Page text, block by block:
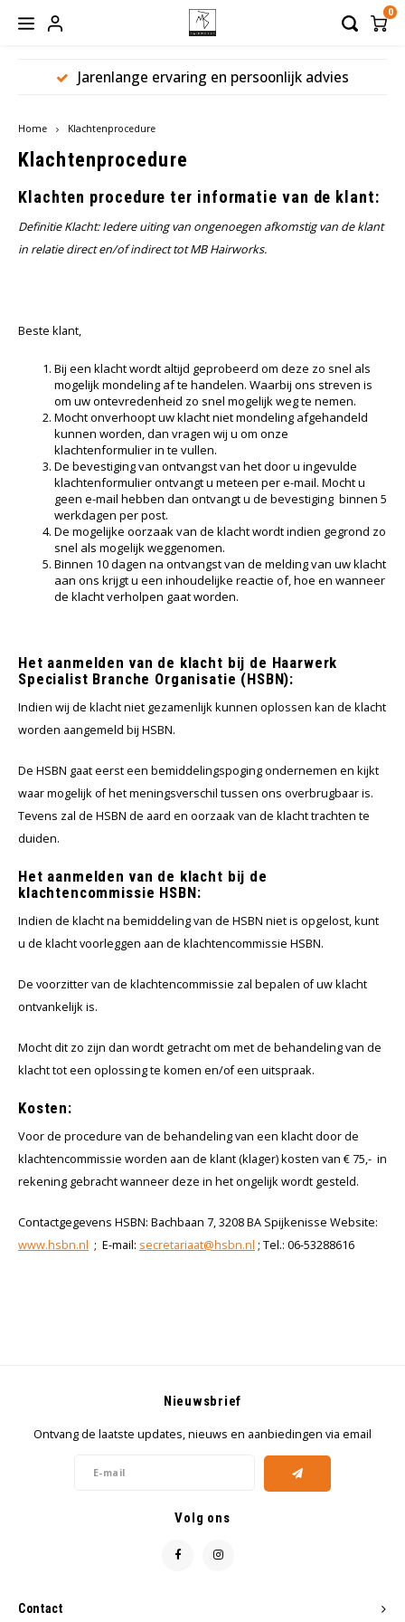
Hoofdmenu / haarwerken
Dames
Heren
Hoofdmenu / haaraanvullingen
Haarstukken
Haarmatten
Hoofdmenu / hoofdbedekkingen
Hoofddoeken
Mutsen
Caps
Bandana
Wig caps
Hoofdmenu / verzorging
Shampoo
Conditioner
Styling
Verzorgingssets
Hoofdmenu / werkmateriaal
Borstels
Pruikenhouders
Tape
Beauty Pillow
0
Jarenlange ervaring en persoonlijk advies
Home Klachtenprocedure
Klachtenprocedure
Klachten procedure ter informatie van de klant:
Definitie Klacht: Iedere uiting van ongenoegen afkomstig van de klant
in relatie direct en/of indirect tot MB Hairworks.
Beste klant,
Bij een klacht wordt altijd geprobeerd om deze zo snel als
mogelijk mondeling af te handelen. Waarbij ons streven is
om uw ontevredenheid zo snel mogelijk weg te nemen.
Mocht onverhoopt uw klacht niet mondeling afgehandeld
kunnen worden, dan vragen wij u om onze
klachtenformulier in te vullen.
De bevestiging van ontvangst van het door u ingevulde
klachtenformulier ontvangt u meteen per e-mail. Mocht u
geen e-mail hebben dan ontvangt u de bevestiging binnen 5
werkdagen per post.
De mogelijke oorzaak van de klacht wordt indien gegrond zo
snel als mogelijk weggenomen.
Binnen 10 dagen na ontvangst van de melding van uw klacht
aan ons krijgt u een inhoudelijke reactie of, hoe en wanneer
de klacht verholpen gaat worden.
Het aanmelden van de klacht bij de Haarwerk
Specialist Branche Organisatie (HSBN):
Indien wij de klacht niet gezamenlijk kunnen oplossen kan de klacht
worden aangemeld bij HSBN.
De HSBN gaat eerst een bemiddelingspoging ondernemen en kijkt
waar mogelijk of het meningsverschil tussen ons overbrugbaar is.
Tevens zal de HSBN de aard en oorzaak van de klacht trachten te
duiden.
Het aanmelden van de klacht bij de
klachtencommissie HSBN:
Indien de klacht na bemiddeling van de HSBN niet is opgelost, kunt
u de klacht voorleggen aan de klachtencommissie HSBN.
De voorzitter van de klachtencommissie zal bepalen of uw klacht
ontvankelijk is.
Mocht dit zo zijn dan wordt getracht om met de behandeling van de
klacht tot een oplossing te komen en/of een uitspraak.
Kosten:
Voor de procedure van de behandeling van een klacht door de
klachtencommissie worden aan de klant (klager) kosten van € 75,- in
rekening gebracht wanneer deze in het ongelijk wordt gesteld.
Contactgegevens HSBN: Bachbaan 7, 3208 BA Spijkenisse Website:
www.hsbn.nl ; E-mail: secretariaat@hsbn.nl ; Tel.: 06-53288616
Contact
Nieuwsbrief
Ontvang de laatste updates, nieuws en aanbiedingen via email
Volg ons